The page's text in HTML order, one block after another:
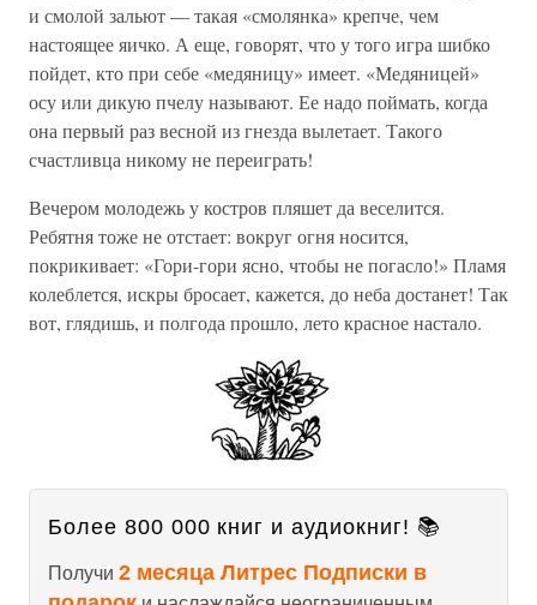
и смолой зальют — такая «смолянка» крепче, чем
настоящее яичко. А еще, говорят, что у того игра шибко
пойдет, кто при себе «медяницу» имеет. «Медяницей»
осу или дикую пчелу называют. Ее надо поймать, когда
она первый раз весной из гнезда вылетает. Такого
счастливца никому не переиграть!
Вечером молодежь у костров пляшет да веселится.
Ребятня тоже не отстает: вокруг огня носится,
покрикивает: «Гори-гори ясно, чтобы не погасло!» Пламя
колеблется, искры бросает, кажется, до неба достанет! Так
вот, глядишь, и полгода прошло, лето красное настало.
Более 800 000 книг и аудиокниг! 📚
Получи 2 месяца Литрес Подписки в